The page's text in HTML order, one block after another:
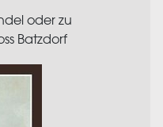
oder zu
Batzdorf